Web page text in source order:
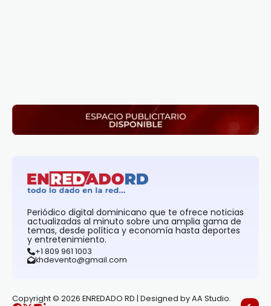
Periódico digital dominicano que te ofrece noticias
actualizadas al minuto sobre una amplia gama de
temas, desde política y economía hasta deportes
y entretenimiento.
+1 809 961 1003
khdevento@gmail.com
Copyright © 2026 ENREDADO RD | Designed by AA Studio.